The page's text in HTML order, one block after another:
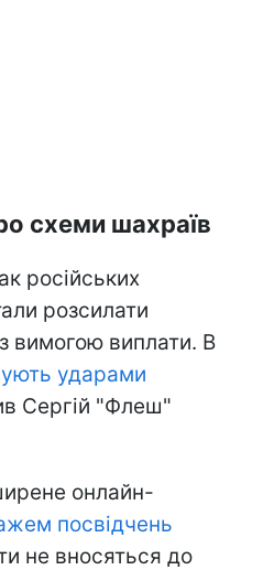
схеми шахраїв
російських
розсилати
вимогою виплати. В
ударами
Сергій "Флеш"
онлайн-
посвідчень
не вносяться до